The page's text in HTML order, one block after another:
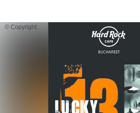
© Copyright: